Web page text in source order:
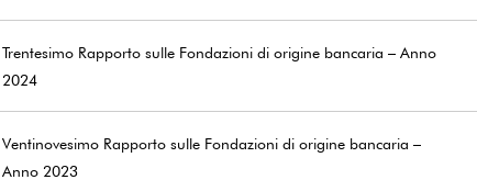
Trentesimo Rapporto sulle Fondazioni di origine bancaria – Anno
2024
Ventinovesimo Rapporto sulle Fondazioni di origine bancaria –
Anno 2023